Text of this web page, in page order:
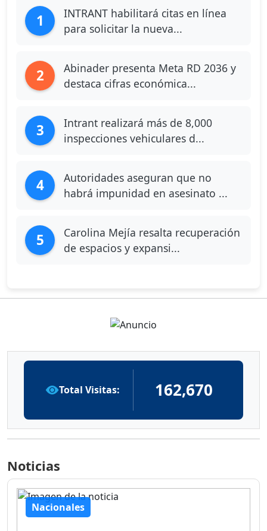
1
INTRANT habilitará citas en línea
para solicitar la nueva...
2
Abinader presenta Meta RD 2036 y
destaca cifras económica...
3
Intrant realizará más de 8,000
inspecciones vehiculares d...
4
Autoridades aseguran que no
habrá impunidad en asesinato ...
5
Carolina Mejía resalta recuperación
de espacios y expansi...
Total Visitas: 162,670
Noticias
Nacionales